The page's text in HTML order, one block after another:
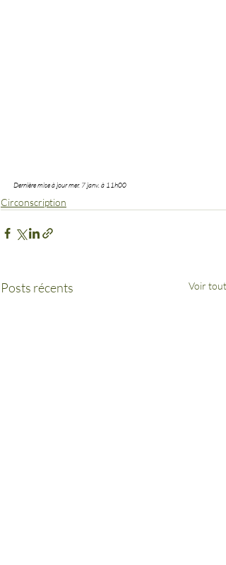
Dernière mise à jour mer. 7 janv. à 11h00
Circonscription
Posts récents Voir tout